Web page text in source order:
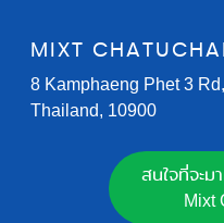
MIXT
8 Kamphaeng Phet 3
Thailand, 10900
สนใจที่จะม
Mixt